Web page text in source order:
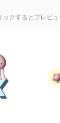
ックするとプレビュ